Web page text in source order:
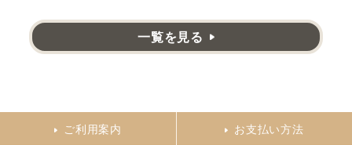
一覧を見る
ご利用案内 お支払い方法